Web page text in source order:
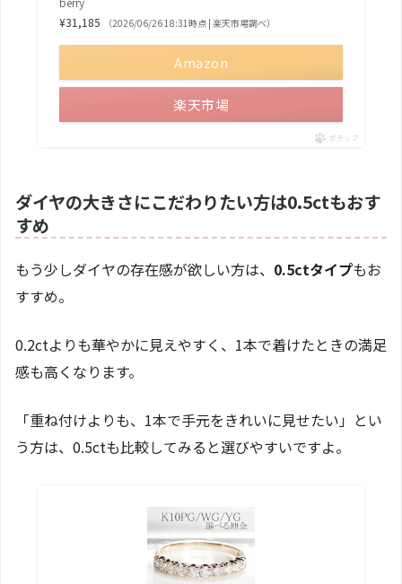
¥31,185
（2026/06/26 18:31時点 | 楽天市場調べ）
Amazon
楽天市場
ポチップ
ダイヤの大きさにこだわりたい方は0.5ctもおす
すめ
もう少しダイヤの存在感が欲しい方は、 0.5ctタイプもお
すすめ。
0.2ctよりも華やかに見えやすく、1本で着けたときの満足
感も高くなります。
「重ね付けよりも、1本で手元をきれいに見せたい」とい
う方は、0.5ctも比較してみると選びやすいですよ。